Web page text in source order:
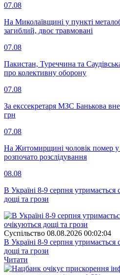
07.08
На Миколаївщині у пункті
загиблий, двоє травмовані
07.08
Пакистан, Туреччина та
про колективну оборону
07.08
За екссекретаря МЗС Банькова
грн
07.08
На Житомирщині чоловік помер у
розпочато розслідування
08.08
В Україні 8-9 серпня утримається
дощі та грози
Суспiльство 08.08.2026 00:02:04
В Україні 8-9 серпня утримається
дощі та грози
Читати